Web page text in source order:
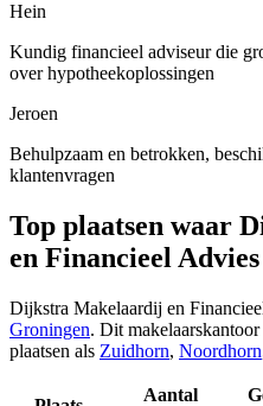
Hein
Kundig financieel adviseur die
over hypotheekoplossingen
Jeroen
Behulpzaam en betrokken,
klantenvragen
Top plaatsen waar
en Financieel
Dijkstra Makelaardij en
Groningen. Dit
plaatsen als Zuidhorn, Noordhorn
Aantal